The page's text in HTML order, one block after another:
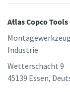
Atlas Copco
Industrie
Wetterschacht 9
45139 Essen,